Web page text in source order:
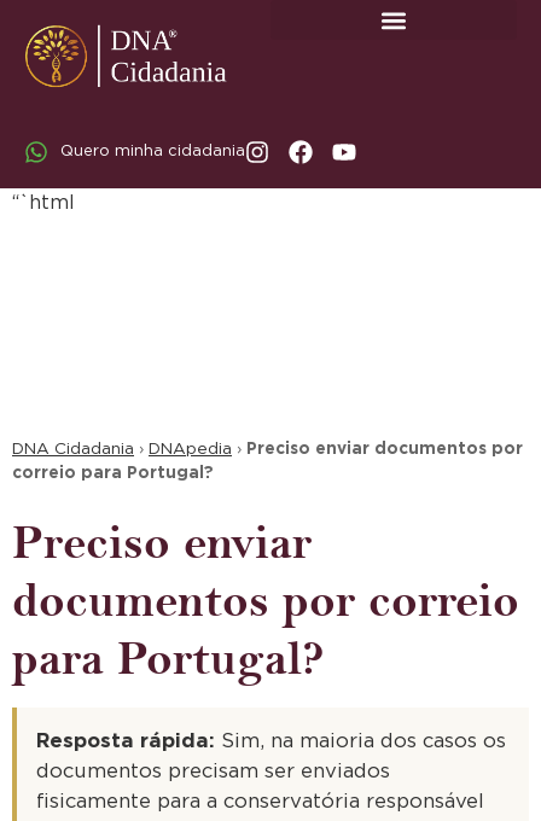
Quero minha cidadania
“`html
DNA Cidadania › DNApedia › Preciso enviar documentos por
correio para Portugal?
Preciso enviar
documentos por correio
para Portugal?
Resposta rápida: Sim, na maioria dos casos os
documentos precisam ser enviados
fisicamente para a conservatória responsável